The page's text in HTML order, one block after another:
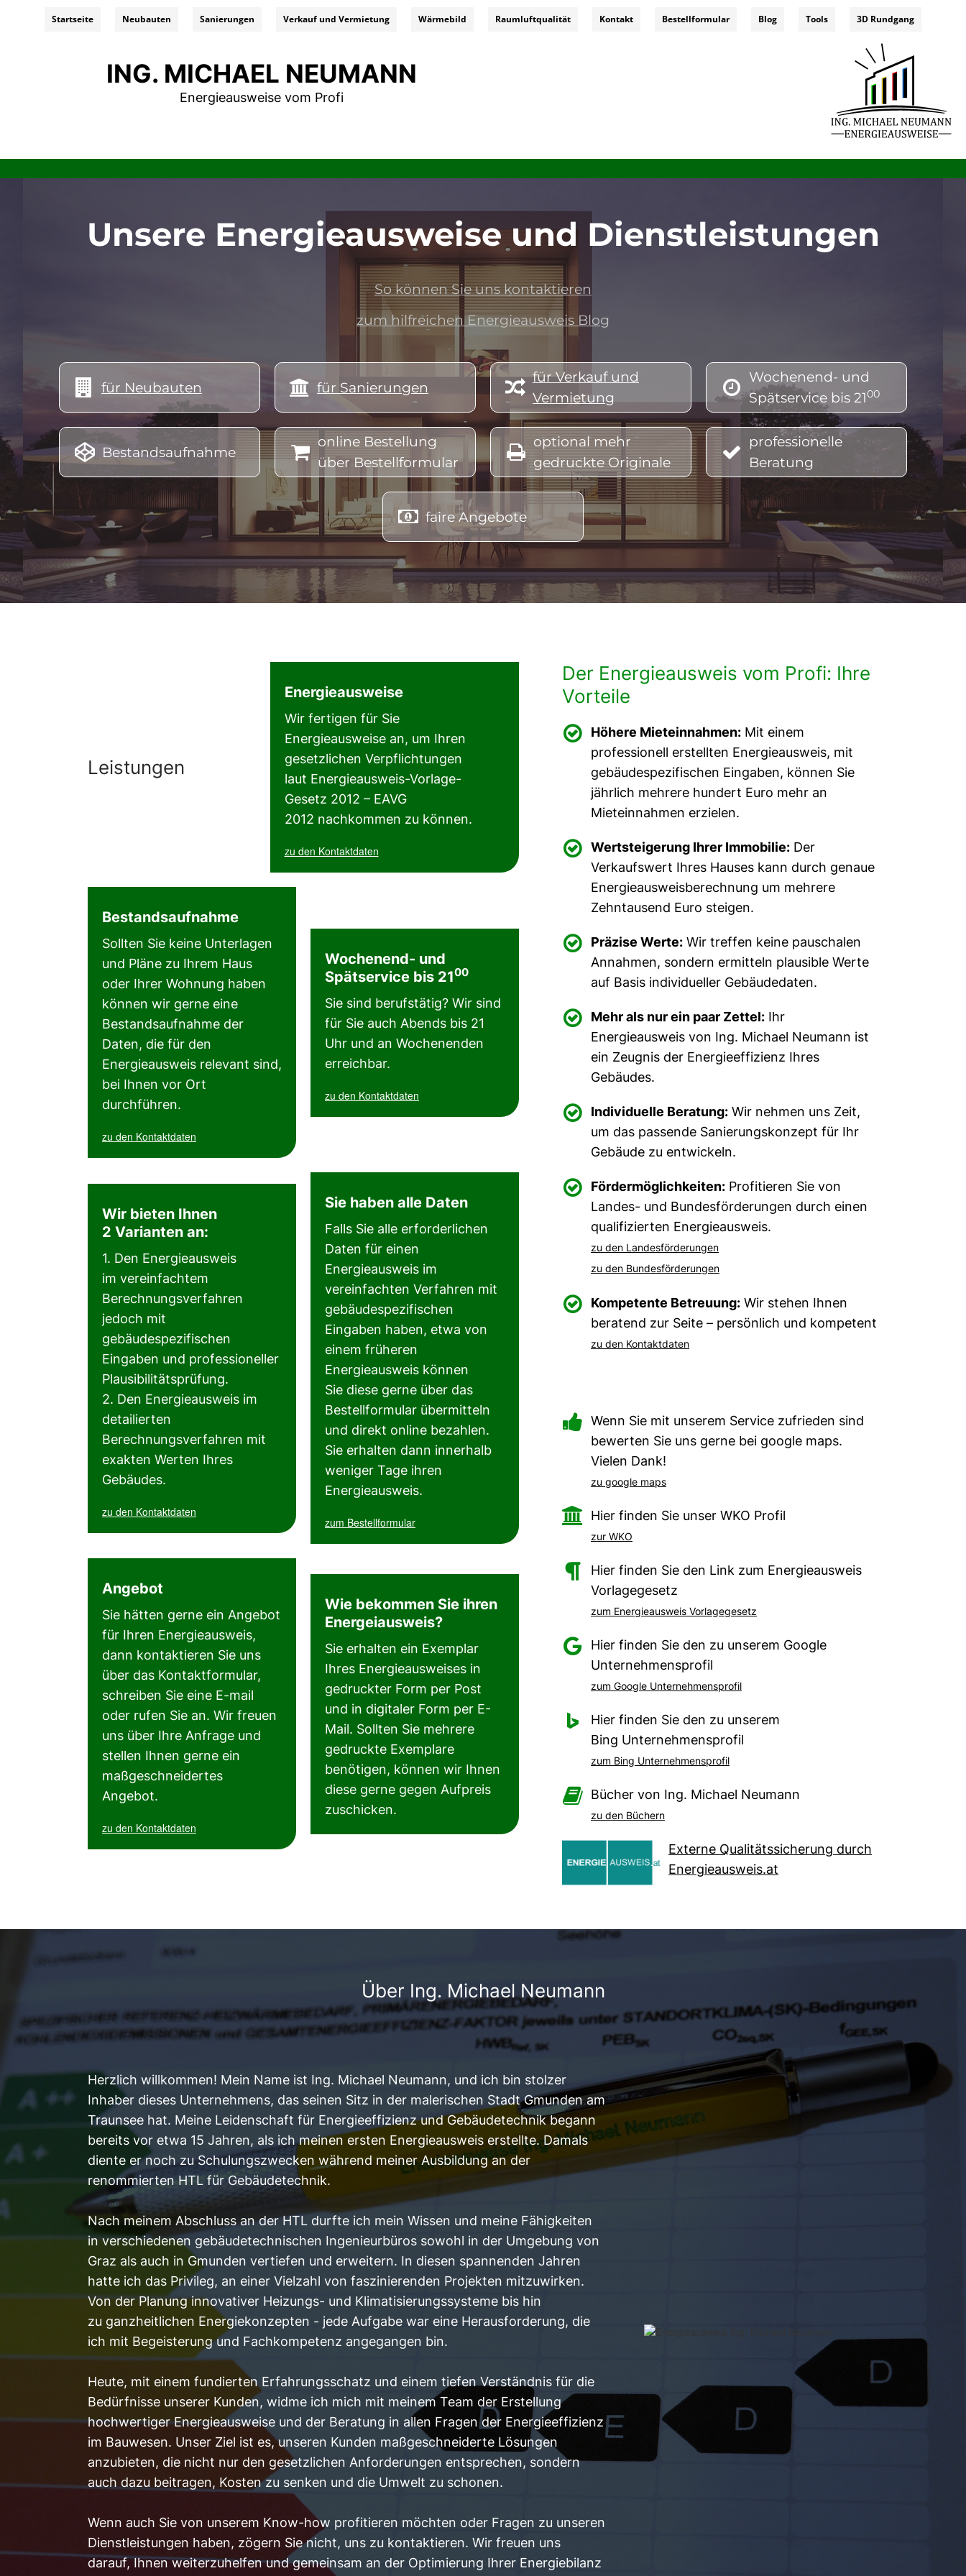
Startseite Neubauten Sanierungen Verkauf und Vermietung Wärmebild Raumluftqualität Kontakt Bestellformular Blog Tools 3D Rundgang
ING. MICHAEL NEUMANN
Energieausweise vom Profi
Unsere Energieausweise und Dienstleistungen
Energieausweis, Energieausweis online, Energieausweis online bestellen, energieausweis erstellen, energieausweis kosten, energieausweis österreich, energieausweisvorlagegesetz, energieausweis haus, energieausweis online, energieausweis für förderung, energieausweis erklärung, energieausweis wohnung, energieausweis online österreich,
energieausweis kosten österreich, energieausweis österreich beispiel, energieausweis ausstellen, energieausweis abgelaufen, energieausweis wels, energieausweis altes haus, energieausweis abfragen, energieausweis ablaufdatum, energieausweis ablauf, energieausweis angaben, energieausweis anforderungen, energieausweis altbau werte, energieausweis
berechnen, energieausweis beantragen, energieausweis beispiel, energieausweis bedeutung, energieausweis betriebskosten, energieausweis bei hausverkauf, nergieausweis bei vermietung österreich, energieausweis bei verkauf, energieausweis berechnen online, energieausweis bei schenkung, energieausweis co2, energieausweis c gut oder schlecht,
energieausweis definition, energieausweis dauer, energieausweis dauer gültigkeit, energieausweis doppelhaushälfte, energieausweis erstellen österreich, energieausweis erstellen lassen, energieausweis erneuern, energieausweis eigentumswohnung, energieausweis für altes haus, energieausweis förderung, energieausweis für altes haus nötig,
energieausweis fenstertausch, energieausweis für wohnung, energieausweis für altes haus österreich, energieausweis für wohngebäude, energieausweis für was, energieausweis für hausverkauf kosten, energieausweis für sanierung, energieausweis gültigkeit, energieausweis gmunden, energieausweis gesetz, energieausweis gültigkeit österreich,
energieausweis gebäude, energieausweis günstig, energieausweis gebäude österreich, energieausweis gesetz österreich, energieausweis gesetzliche grundlage, energieausweis hwb, energieausweis hausverkauf, energieausweis haus österreich, energieausweis hauskauf, energieausweis haus erstellen, energieausweis interpretieren, energieausweis
immobilien, energieausweis in der nähe, energieausweis ing, energieausweis 10 jahre gültig, energieausweis kennzahlen, energieausweis kosten berechnen, energieausweis lesen, energieausweis linz, energieausweis land oö, energieausweis machen lassen, energieausweis miete, energieausweis mehrfamilienhaus, energieausweis mischgebäude,
energieausweis neubau, energieausweis notwendig, energieausweis nach sanierung, energieausweis nichtwohngebäude, energieausweis neu, energieausweis neubau werte, energieausweis oö aussteller, energieausweis oö, energieausweis oberösterreich, energieausweis online erstellen österreich, energieausweis oberösterreich förderung, energieausweis
online testsieger, energieausweis oö kosten, energieausweis reihenhaus, energieausweis sofort, energieausweis u wert, energieausweis umbau, energieausweis vorlage gesetz, energieausweis verpflichtend, energieausweis vereinfachtes verfahren, energieausweis verkauf, energieausweis vorlage gesetz österreich, energieausweis vöcklabruck, energieausweis
verlängern, energieausweis werte, energieausweis wohnung kosten, energieausweis wohnungskauf, energieausweis wo beantragen, energieausweis Altmünster, energieausweis Bad Ischl, energieausweis Ebensee, energieausweis Grünau, energieausweis Gschwandt, energieausweis Kirchham, energieausweis Laakirchen, energ
Energieberatung, energieberatung oö, energieberatung erlangen, energieberatung für förderung, energieberatung fenstertausch, energieberatung heizungstausch, energieberatung heizungstausch oö, energieberatung handwerkerleistung,
energieberatung hauskauf, energieberatung in der nähe, energieberater, energieberater in der nähe, energieberater oberösterreich, energieberater erlangen, energieberater energieausweis, Sanierungsberatung, Sanierungs beratung, Förderungen, Förderung, Neumann, Michael Neumann, Gebäudeoptimierung, energieberatung Gmunden, energieberatung
Altmünster, energieberater Gmunden, energieberater Altmünster, energieausweis Salzkammergut, energieausweis traunsee wer erstellt Energieausweis, wer erstellt Energieausweise, wer erstellt Energieausweis in Linz, wer erstellt Energieausweise in Linz, wer erstellt Energieausweis Linz, wer erstellt Energieausweise Linz, wer erstellt
Energieausweis in oö, wer erstellt Energieausweise in oö, wer erstellt Energieausweis oö, wer erstellt Energieausweise oö, wer macht Energieausweis, wer macht Energieausweise, wer macht Energieausweis in Linz, wer macht Energieausweise in Linz, wer macht Energieausweis Linz, wer macht Energieausweise Linz, wer
macht Energieausweis in oö, wer macht Energieausweise in oö, wer macht Energieausweis oö, wer macht Energieausweise oö, energieausweis beantragen, Energieverbrauchsrechner, Energieausweis selbst rechnen, Energieausweis online rechner, Sanierungsrechner, Energie Blog, Energieausweis Blog
So können Sie uns kontaktieren
zum hilfreichen Energieausweis Blog
 für Neubauten  für Sanierungen 
für Verkauf und
Vermietung

Wochenend- und
Spätservice bis 2100
 Bestandsaufnahme 
online Bestellung
über Bestellformular

optional mehr
gedruckte Originale

professionelle
Beratung
 faire Angebote
Leistungen
Energieausweise
Wir fertigen für Sie
Energieausweise an, um Ihren
gesetzlichen Verpflichtungen
laut Energieausweis-Vorlage-
Gesetz 2012 – EAVG
2012 nachkommen zu können.
zu den Kontaktdaten
Bestandsaufnahme
Sollten Sie keine Unterlagen
und Pläne zu Ihrem Haus
oder Ihrer Wohnung haben
können wir gerne eine
Bestandsaufnahme der
Daten, die für den
Energieausweis relevant sind,
bei Ihnen vor Ort
durchführen.
zu den Kontaktdaten
Wochenend- und
Spätservice bis 2100
Sie sind berufstätig? Wir sind
für Sie auch Abends bis 21
Uhr und an Wochenenden
erreichbar.
zu den Kontaktdaten
Wir bieten Ihnen
2 Varianten an:
1. Den Energieausweis
im vereinfachtem
Berechnungsverfahren
jedoch mit
gebäudespezifischen
Eingaben und professioneller
Plausibilitätsprüfung.
2. Den Energieausweis im
detailierten
Berechnungsverfahren mit
exakten Werten Ihres
Gebäudes.
zu den Kontaktdaten
Sie haben alle Daten
Falls Sie alle erforderlichen
Daten für einen
Energieausweis im
vereinfachten Verfahren mit
gebäudespezifischen
Eingaben haben, etwa von
einem früheren
Energieausweis können
Sie diese gerne über das
Bestellformular übermitteln
und direkt online bezahlen.
Sie erhalten dann innerhalb
weniger Tage ihren
Energieausweis.
zum Bestellformular
Angebot
Sie hätten gerne ein Angebot
für Ihren Energieausweis,
dann kontaktieren Sie uns
über das Kontaktformular,
schreiben Sie eine E-mail
oder rufen Sie an. Wir freuen
uns über Ihre Anfrage und
stellen Ihnen gerne ein
maßgeschneidertes
Angebot.
zu den Kontaktdaten
Wie bekommen Sie ihren
Energeiausweis?
Sie erhalten ein Exemplar
Ihres Energieausweises in
gedruckter Form per Post
und in digitaler Form per E-
Mail. Sollten Sie mehrere
gedruckte Exemplare
benötigen, können wir Ihnen
diese gerne gegen Aufpreis
zuschicken.
Der Energieausweis vom Profi: Ihre
Vorteile
 Höhere Mieteinnahmen: Mit einem
professionell erstellten Energieausweis, mit
gebäudespezifischen Eingaben, können Sie
jährlich mehrere hundert Euro mehr an
Mieteinnahmen erzielen.
 Wertsteigerung Ihrer Immobilie: Der
Verkaufswert Ihres Hauses kann durch genaue
Energieausweisberechnung um mehrere
Zehntausend Euro steigen.
 Präzise Werte: Wir treffen keine pauschalen
Annahmen, sondern ermitteln plausible Werte
auf Basis individueller Gebäudedaten.
 Mehr als nur ein paar Zettel: Ihr
Energieausweis von Ing. Michael Neumann ist
ein Zeugnis der Energieeffizienz Ihres
Gebäudes.
 Individuelle Beratung: Wir nehmen uns Zeit,
um das passende Sanierungskonzept für Ihr
Gebäude zu entwickeln.
 Fördermöglichkeiten: Profitieren Sie von
Landes- und Bundesförderungen durch einen
qualifizierten Energieausweis.
zu den Landesförderungen
zu den Bundesförderungen
 Kompetente Betreuung: Wir stehen Ihnen
beratend zur Seite – persönlich und kompetent
zu den Kontaktdaten
 Wenn Sie mit unserem Service zufrieden sind
bewerten Sie uns gerne bei google maps.
Vielen Dank!
zu google maps
 Hier finden Sie unser WKO Profil
zur WKO

Hier finden Sie den Link zum Energieausweis
Vorlagegesetz
zum Energieausweis Vorlagegesetz

Hier finden Sie den zu unserem Google
Unternehmensprofil
zum Google Unternehmensprofil

Hier finden Sie den zu unserem
Bing Unternehmensprofil
zum Bing Unternehmensprofil
 Bücher von Ing. Michael Neumann
zu den Büchern
Externe Qualitätssicherung durch
Energieausweis.at
Über Ing. Michael Neumann
Herzlich willkommen! Mein Name ist Ing. Michael Neumann, und ich bin stolzer
Inhaber dieses Unternehmens, das seinen Sitz in der malerischen Stadt Gmunden am
Traunsee hat. Meine Leidenschaft für Energieeffizienz und Gebäudetechnik begann
bereits vor etwa 15 Jahren, als ich meinen ersten Energieausweis erstellte. Damals
diente er noch zu Schulungszwecken während meiner Ausbildung an der
renommierten HTL für Gebäudetechnik.
Nach meinem Abschluss an der HTL durfte ich mein Wissen und meine Fähigkeiten
in verschiedenen gebäudetechnischen Ingenieurbüros sowohl in der Umgebung von
Graz als auch in Gmunden vertiefen und erweitern. In diesen spannenden Jahren
hatte ich das Privileg, an einer Vielzahl von faszinierenden Projekten mitzuwirken.
Von der Planung innovativer Heizungs- und Klimatisierungssysteme bis hin
zu ganzheitlichen Energiekonzepten - jede Aufgabe war eine Herausforderung, die
ich mit Begeisterung und Fachkompetenz angegangen bin.
Heute, mit einem fundierten Erfahrungsschatz und einem tiefen Verständnis für die
Bedürfnisse unserer Kunden, widme ich mich mit meinem Team der Erstellung
hochwertiger Energieausweise und der Beratung in allen Fragen der Energieeffizienz
im Bauwesen. Unser Ziel ist es, unseren Kunden maßgeschneiderte Lösungen
anzubieten, die nicht nur den gesetzlichen Anforderungen entsprechen, sondern
auch dazu beitragen, Kosten zu senken und die Umwelt zu schonen.
Wenn auch Sie von unserem Know-how profitieren möchten oder Fragen zu unseren
Dienstleistungen haben, zögern Sie nicht, uns zu kontaktieren. Wir freuen uns
darauf, Ihnen weiterzuhelfen und gemeinsam an der Optimierung Ihrer Energiebilanz